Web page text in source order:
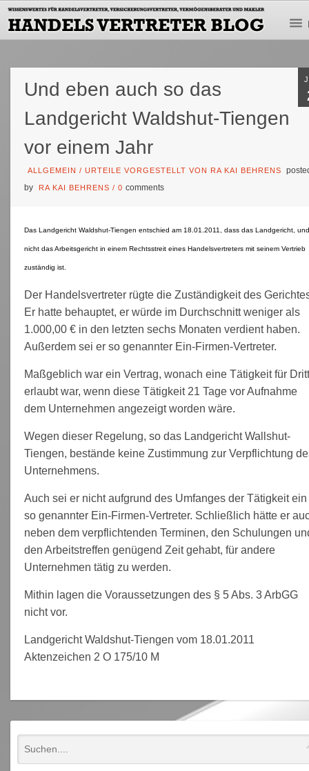
Und eben auch so das
Landgericht Waldshut-Tiengen
vor einem Jahr
ALLGEMEIN /URTEILE VORGESTELLT VON RA KAI BEHRENS
by
RA KAI BEHRENS /0comments
Das Landgericht Waldshut-Tiengen entschied am 18.01.2011, dass das Landgericht,
nicht das Arbeitsgericht in einem Rechtsstreit eines Handelsvertreters mit seinem Vertrieb
zuständig ist.
Der Handelsvertreter rügte die Zuständigkeit des
Er hatte behauptet, er würde im Durchschnitt weniger als
1.000,00 € in den letzten sechs Monaten verdient haben.
Außerdem sei er so genannter Ein-Firmen-Vertreter.
Maßgeblich war ein Vertrag, wonach eine Tätigkeit für
erlaubt war, wenn diese Tätigkeit 21 Tage vor Aufnahme
dem Unternehmen angezeigt worden wäre.
Wegen dieser Regelung, so das Landgericht Wallshut-
Tiengen, bestände keine Zustimmung zur Verpflichtung
Unternehmens.
Auch sei er nicht aufgrund des Umfanges der Tätigkeit ein
so genannter Ein-Firmen-Vertreter. Schließlich hätte er
neben dem verpflichtenden Terminen, den Schulungen
den Arbeitstreffen genügend Zeit gehabt, für andere
Unternehmen tätig zu werden.
Mithin lagen die Voraussetzungen des § 5 Abs. 3 ArbGG
nicht vor.
Landgericht Waldshut-Tiengen vom 18.01.2011
Aktenzeichen 2 O 175/10 M